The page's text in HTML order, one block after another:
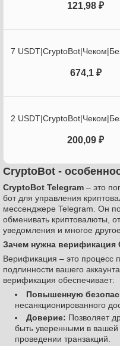
121,98 ₽
7
674,1 ₽
2
200,09 ₽
CryptoBot -
CryptoBot Telegram – это
бот для управления
мессенджере Telegram. Он
обменивать криптовалюты,
уведомления и многое другое.
Зачем нужна верификация
Верификация – это процесс
подлинности вашего
верификация обеспечивает:
Повышенную
несанкционированного
Доверие: Позволяет
быть уверенными в вашей
проведении транзакций.